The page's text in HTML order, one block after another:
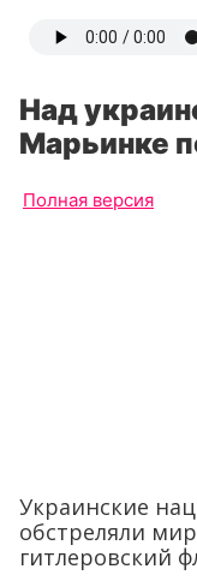
Над
Марьинке
Полная версия
Украинские
обстреляли
гитлеровский